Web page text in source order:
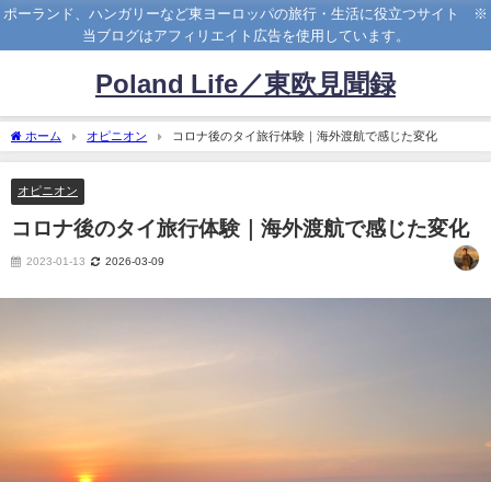
ポーランド、ハンガリーなど東ヨーロッパの旅行・生活に役立つサイト ※
当ブログはアフィリエイト広告を使用しています。
Poland Life／東欧見聞録
ホーム オピニオン コロナ後のタイ旅行体験｜海外渡航で感じた変化
オピニオン
コロナ後のタイ旅行体験｜海外渡航で感じた変化
2023-01-13 2026-03-09